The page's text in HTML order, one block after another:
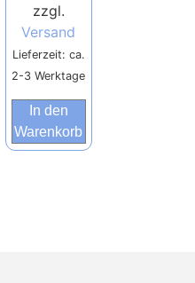
zzgl.
Versand
Lieferzeit: ca.
2-3 Werktage
In den
Warenkorb